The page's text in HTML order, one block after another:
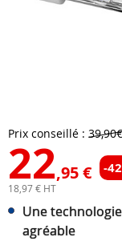
Prix conseillé :
22,95 € -
18,97 € HT
Une
agréable